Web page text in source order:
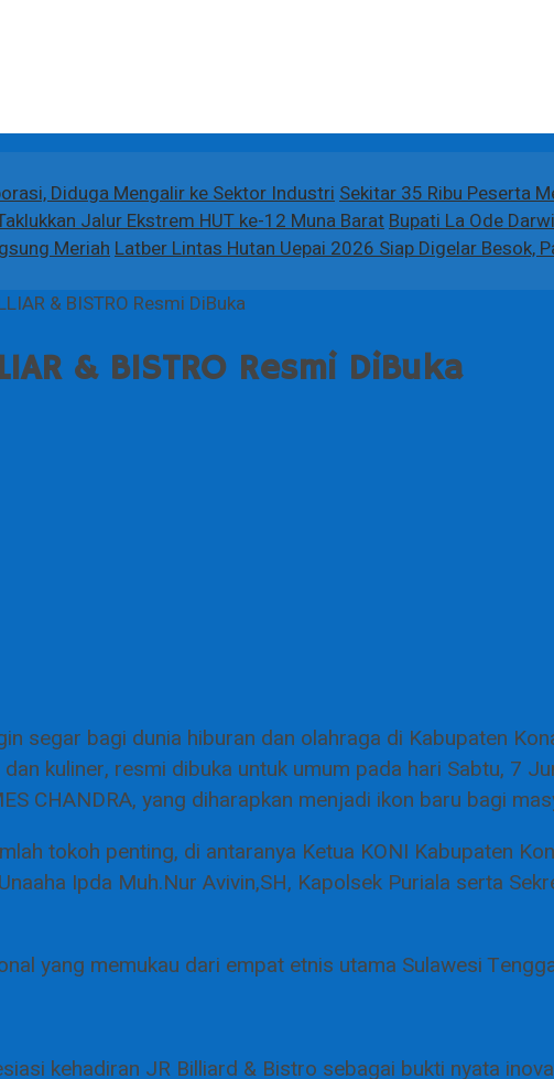
Diduga Mengalir ke Sektor IndustriSekitar 35 Ribu Peserta
Jalur Ekstrem HUT ke-12 Muna BaratBupati La Ode
MeriahLatber Lintas Hutan Uepai 2026 Siap Digelar Besok,
& BISTRO Resmi DiBuka
& BISTRO Resmi DiBuka
segar bagi dunia hiburan dan olahraga di Kabupaten
kuliner, resmi dibuka untuk umum pada hari Sabtu, 7
CHANDRA, yang diharapkan menjadi ikon baru bagi
tokoh penting, di antaranya Ketua KONI Kabupaten
Ipda Muh.Nur Avivin,SH, Kapolsek Puriala serta
yang memukau dari empat etnis utama Sulawesi
kehadiran JR Billiard & Bistro sebagai bukti nyata